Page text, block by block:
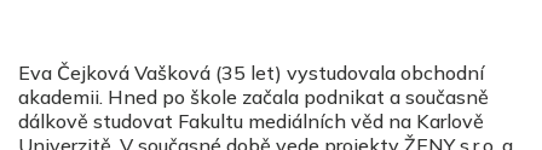
Eva Čejková Vašková (35 let) vystudovala obchodní
akademii. Hned po škole začala podnikat a současně
dálkově studovat Fakultu mediálních věd na Karlově
Univerzitě. V současné době vede projekty ŽENY s.r.o. a